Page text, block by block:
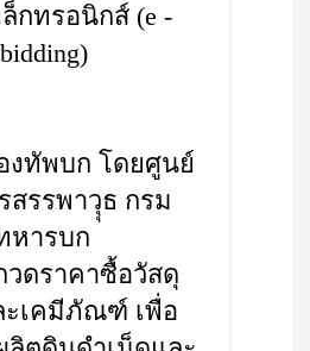
กทรอนิกส์ (e -
bidding)
งทัพบก โดยศูนย์
สรรพาวุุธ กรม
หารบก
วดราคาซื้อวัสดุ
เคมีภัณฑ์ เพื่อ